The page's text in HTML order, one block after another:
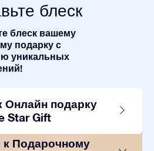
блеск
блеск вашему
подарку с
уникальных
Онлайн подарку
Star Gift
к Подарочному